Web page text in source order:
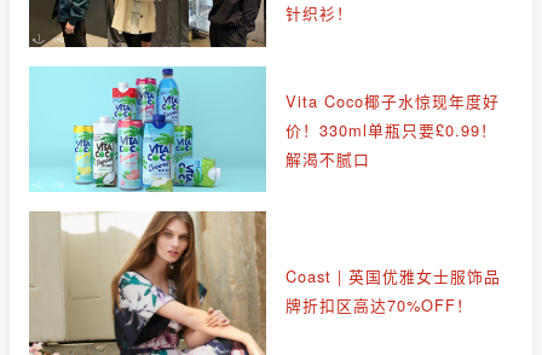
针织衫！
Vita Coco椰子水惊现年度好
价！330ml单瓶只要£0.99！
解渴不腻口
Coast | 英国优雅女士服饰品
牌折扣区高达70%OFF！